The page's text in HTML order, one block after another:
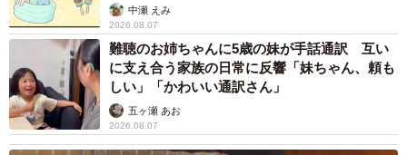
中瀬 えみ
2026.08.07
難聴のお姉ちゃんに5歳の妹が手話通訳 互い
に支え合う家族の日常に反響「妹ちゃん、頼も
しい」「かわいい通訳さん」
五ヶ瀬 あお
2026.08.07